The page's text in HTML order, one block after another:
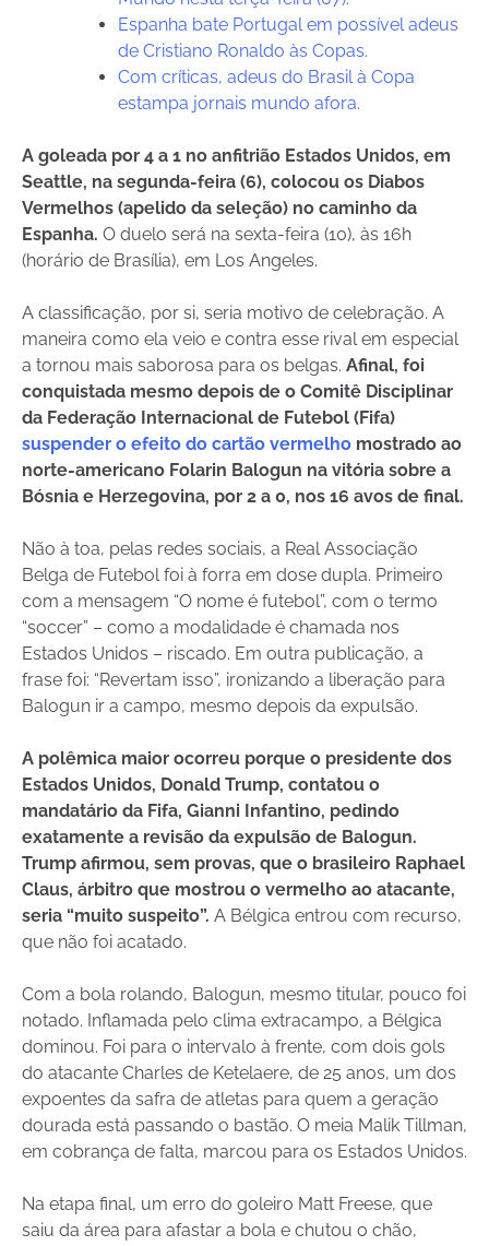
Espanha bate Portugal em possível adeus
de Cristiano Ronaldo às Copas.
Com críticas, adeus do Brasil à Copa
estampa jornais mundo afora.
A goleada por 4 a 1 no anfitrião Estados Unidos, em
Seattle, na segunda-feira (6), colocou os Diabos
Vermelhos (apelido da seleção) no caminho da
Espanha. O duelo será na sexta-feira (10), às 16h
(horário de Brasília), em Los Angeles.
A classificação, por si, seria motivo de celebração. A
maneira como ela veio e contra esse rival em especial
a tornou mais saborosa para os belgas. Afinal, foi
conquistada mesmo depois de o Comitê Disciplinar
da Federação Internacional de Futebol (Fifa)
suspender o efeito do cartão vermelho mostrado ao
norte-americano Folarin Balogun na vitória sobre a
Bósnia e Herzegovina, por 2 a 0, nos 16 avos de final.
Não à toa, pelas redes sociais, a Real Associação
Belga de Futebol foi à forra em dose dupla. Primeiro
com a mensagem “O nome é futebol”, com o termo
“soccer” – como a modalidade é chamada nos
Estados Unidos – riscado. Em outra publicação, a
frase foi: “Revertam isso”, ironizando a liberação para
Balogun ir a campo, mesmo depois da expulsão.
A polêmica maior ocorreu porque o presidente dos
Estados Unidos, Donald Trump, contatou o
mandatário da Fifa, Gianni Infantino, pedindo
exatamente a revisão da expulsão de Balogun.
Trump afirmou, sem provas, que o brasileiro Raphael
Claus, árbitro que mostrou o vermelho ao atacante,
seria “muito suspeito”. A Bélgica entrou com recurso,
que não foi acatado.
Com a bola rolando, Balogun, mesmo titular, pouco foi
notado. Inflamada pelo clima extracampo, a Bélgica
dominou. Foi para o intervalo à frente, com dois gols
do atacante Charles de Ketelaere, de 25 anos, um dos
expoentes da safra de atletas para quem a geração
dourada está passando o bastão. O meia Malik Tillman,
em cobrança de falta, marcou para os Estados Unidos.
Na etapa final, um erro do goleiro Matt Freese, que
saiu da área para afastar a bola e chutou o chão,